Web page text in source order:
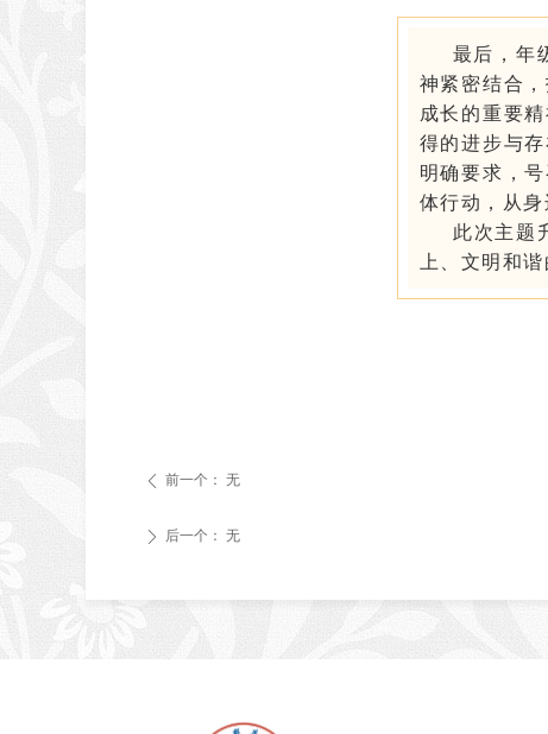
最后，年
神紧密结合
成长的重要
得的进步与
明确要求，
体行动，从
此次主题
上、文明和
ꄴ 前一个： 无
ꄲ 后一个： 无